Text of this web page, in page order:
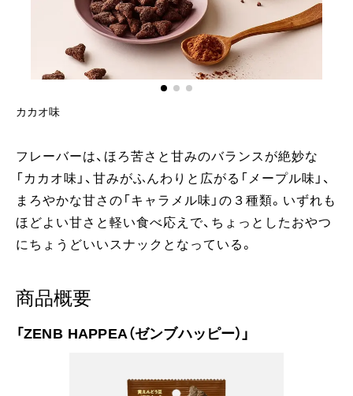
カカオ味
フレーバーは、ほろ苦さと甘みのバランスが絶妙な
「カカオ味」、甘みがふんわりと広がる「メープル味」、
まろやかな甘さの「キャラメル味」の３種類。いずれも
ほどよい甘さと軽い食べ応えで、ちょっとしたおやつ
にちょうどいいスナックとなっている。
商品概要
「ZENB HAPPEA（ゼンブハッピー）」